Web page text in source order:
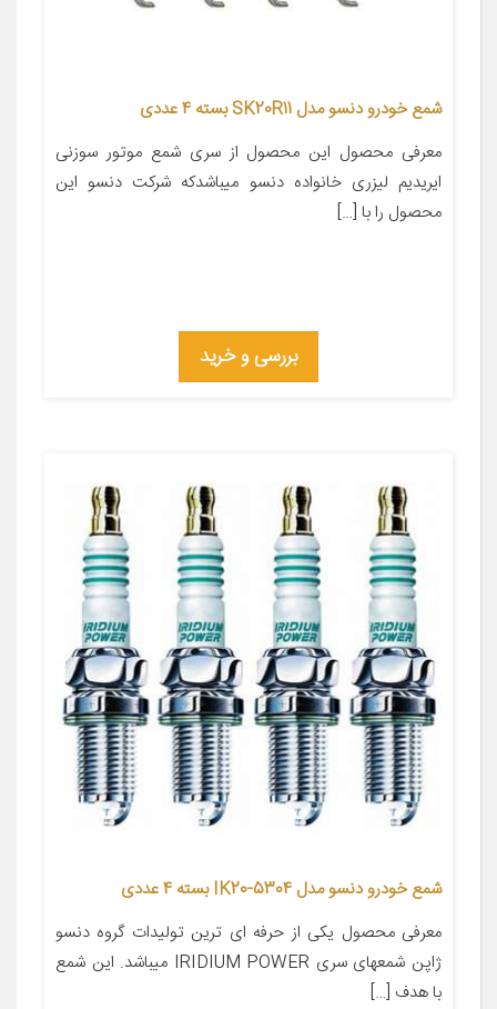
شمع خودرو دنسو مدل SK20R11 بسته 4 عددی
معرفی محصول این محصول از سری شمع موتور سوزنی
ایریدیم لیزری خانواده دنسو میباشدکه شرکت دنسو این
محصول را با […]
بررسی و خرید
شمع خودرو دنسو مدل 5304-IK20 بسته 4 عددی
معرفی محصول یکی از حرفه ای ترین تولیدات گروه دنسو
ژاپن شمعهای سری IRIDIUM POWER میباشد. این شمع
با هدف […]